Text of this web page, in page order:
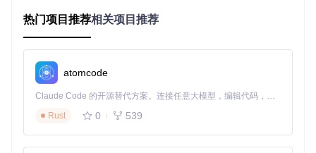
✅第三步：查看硬件详情
硬件报告选择界面支持多种导入方式，自动验证报告有效性
拓展：不同硬件环境的适配策略
生成至关重要
热门项目推荐相关项目推荐
atomcode
Claude Code 的开源替代方案。连接任意大模型，编辑代码，运行命令，自动验证 — 全自动执行。用 Rust 构建，极致性能。 ｜ An open-source alternative to Claude Code. Connect any LLM, edit code, run commands, and verify changes — autonomously. Built in Rust for speed. Get Started
Rust
0 539